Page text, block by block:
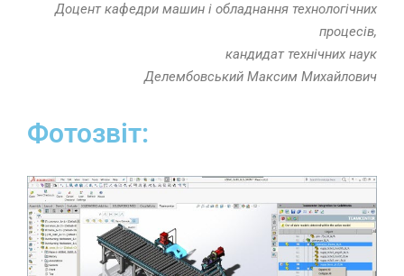
Доцент кафедри машин і обладнання технологічних
процесів,
кандидат технічних наук
Делембовський Максим Михайлович
Фотозвіт: